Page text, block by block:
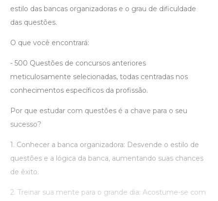
estilo das bancas organizadoras e o grau de dificuldade
das questões.
O que você encontrará:
- 500 Questões de concursos anteriores
meticulosamente selecionadas, todas centradas nos
conhecimentos específicos da profissão.
Por que estudar com questões é a chave para o seu
sucesso?
1. Conhecer a banca organizadora: Desvende o estilo de
questões e a lógica da banca, aumentando suas chances
de êxito.
2. Treinar sua mente para o grande dia: Acostume-se com